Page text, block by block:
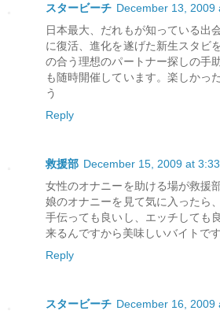
スタービーチ December 13, 2009
日本最大、だれもが知っている出
に復活、進化を遂げた新生スタビ
の合う理想のパートナー探しの手
も随時開催しています。楽しかっ
う
Reply
救援部 December 15, 2009 at
女性のオナニーを助ける場が救援
娘のオナニーを見て気に入ったら
手伝っても良いし、エッチしても
来るんですから美味しいバイトで
Reply
スタービーチ December 16, 2009